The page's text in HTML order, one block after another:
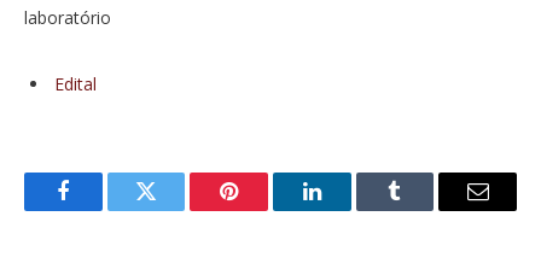
laboratório
Edital
FacebookTwitter Pinterest LinkedInTumblr
E-